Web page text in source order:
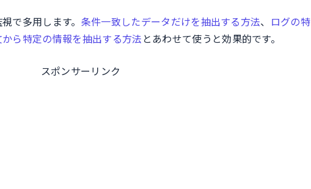
で多用します。 条件一致したデータだけを抽出する方法、 ログの特
ら特定の情報を抽出する方法 とあわせて使うと効果的です。
スポンサーリンク